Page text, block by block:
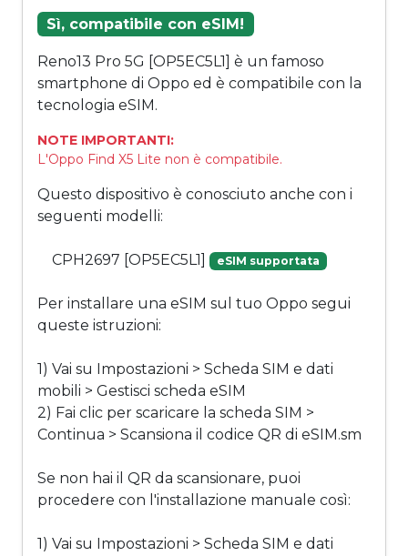
Sì, compatibile con eSIM!
Reno13 Pro 5G [OP5EC5L1] è un famoso
smartphone di Oppo ed è compatibile con la
tecnologia eSIM.
NOTE IMPORTANTI:
L'Oppo Find X5 Lite non è compatibile.
Questo dispositivo è conosciuto anche con i
seguenti modelli:
CPH2697 [OP5EC5L1] eSIM supportata
Per installare una eSIM sul tuo Oppo segui
queste istruzioni:
1) Vai su Impostazioni > Scheda SIM e dati
mobili > Gestisci scheda eSIM
2) Fai clic per scaricare la scheda SIM >
Continua > Scansiona il codice QR di eSIM.sm
Se non hai il QR da scansionare, puoi
procedere con l'installazione manuale così:
1) Vai su Impostazioni > Scheda SIM e dati